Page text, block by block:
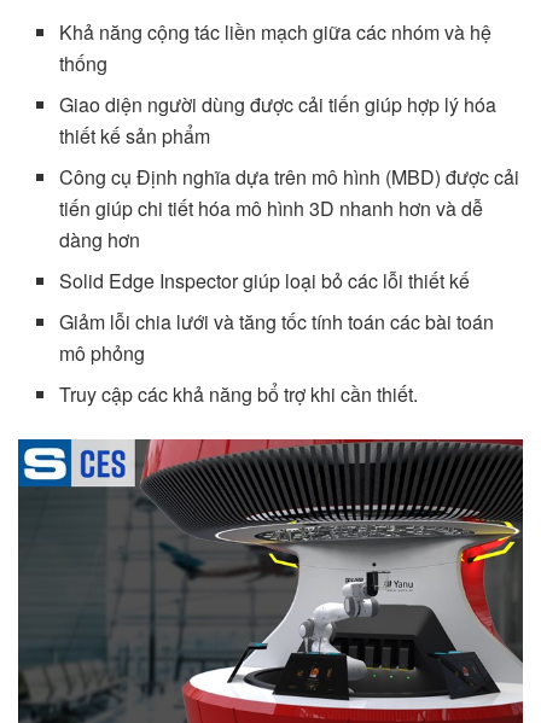
Khả năng cộng tác liền mạch giữa các nhóm và hệ
thống
Giao diện người dùng được cải tiến giúp hợp lý hóa
thiết kế sản phẩm
Công cụ Định nghĩa dựa trên mô hình (MBD) được cải
tiến giúp chi tiết hóa mô hình 3D nhanh hơn và dễ
dàng hơn
Solid Edge Inspector giúp loại bỏ các lỗi thiết kế
Giảm lỗi chia lưới và tăng tốc tính toán các bài toán
mô phỏng
Truy cập các khả năng bổ trợ khi cần thiết.